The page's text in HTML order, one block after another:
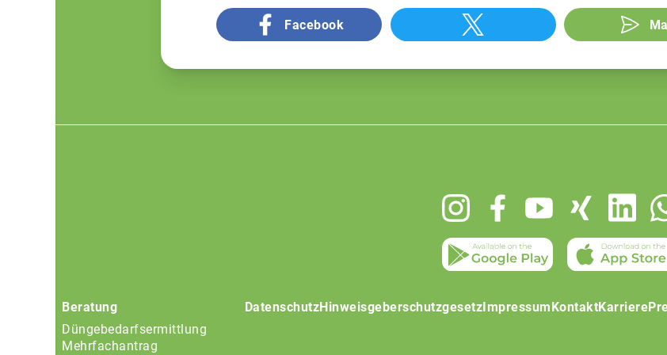
Facebook
Beratung
Düngebedarfsermittlung
Mehrfachantrag
DatenschutzHinweisgeberschutzgesetz Impressum KontaktKarriere